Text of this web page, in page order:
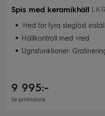
Spis med keramikhäll
Vred för fyra steglöst
Hällkontroll med vred
Ugnsfunktioner: Gratinering, Konventionell/traditionell
9 995:-
Se prishistorik